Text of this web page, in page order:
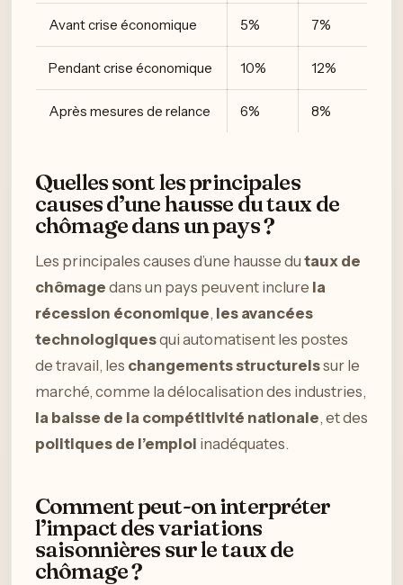
Avant crise économique 5% 7%
Pendant crise économique 10% 12%
Après mesures de relance 6% 8%
Quelles sont les principales
causes d’une hausse du taux de
chômage dans un pays ?
Les principales causes d’une hausse du taux de
chômage dans un pays peuvent inclure la
récession économique, les avancées
technologiquesqui automatisent les postes
de travail, les changements structurelssur le
marché, comme la délocalisation des industries,
la baisse de la compétitivité nationale, et des
politiques de l’emploi inadéquates.
Comment peut-on interpréter
l’impact des variations
saisonnières sur le taux de
chômage ?